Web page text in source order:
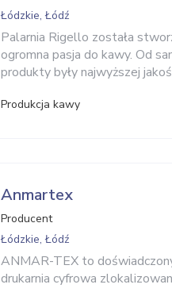
Łódzkie, Łódź
Palarnia Rigello została
ogromna pasja do kawy. Od
produkty były najwyższej
Produkcja kawy
Anmartex
Producent
Łódzkie, Łódź
ANMAR-TEX to
drukarnia cyfrowa